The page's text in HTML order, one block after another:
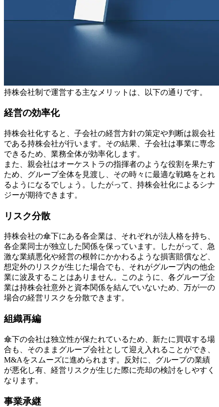
持株会社制で運営する主なメリットは、以下の通りです。
経営の効率化
持株会社化すると、子会社の経営方針の策定や判断は親会社
である持株会社が行います。その結果、子会社は事業に専念
できるため、業務全体が効率化します。
また、親会社はオーケストラの指揮者のような役割を果たす
ため、グループ全体を見渡し、その時々に最適な戦略をとれ
るようになるでしょう。したがって、持株会社化によるシナ
ジーが期待できます。
リスク分散
持株会社の傘下にある各企業は、それぞれが法人格を持ち、
各企業同士が独立した関係を保っています。したがって、急
激な業績悪化や経営の根幹にかかわるような損害賠償など、
想定外のリスクが生じた場合でも、それがグループ内の他企
業に波及することはありません。このように、各グループ企
業は持株会社意外と資本関係を結んでいないため、万が一の
場合の経営リスクを分散できます。
組織再編
傘下の会社は独立性が保たれているため、新たに買収する場
合も、そのままグループ会社として迎え入れることができ、
M&Aをスムーズに進められます。反対に、グループの業績
が悪化し有、経営リスクが生じた際に売却の検討をしやすく
なります。
事業承継